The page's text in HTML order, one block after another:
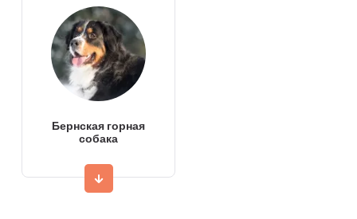
Бернская горная
собака